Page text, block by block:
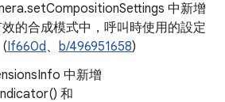
中新增
的合成模式中，呼叫時使用的設定
If660d、 b/496951658)
中新增
和